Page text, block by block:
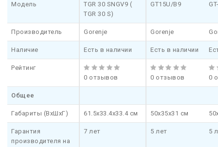
Модель
TGR 30 SNGV9 (
TGR 30 S)
GT15U/B9
Производитель Gorenje Gorenje
Наличие Есть в наличии Есть в наличии
Рейтинг
0 отзывов
0 отзывов 0
Общее
Габариты (ВхШхГ) 61.5x33.4x33.4 см 50x35х31 см
Гарантия
производителя на
7 лет 5 лет 5